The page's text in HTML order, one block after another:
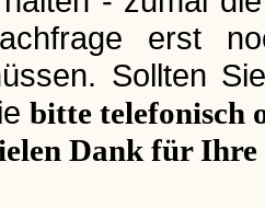
erst
Sollten
bitte telefonisch
Dank für Ihre